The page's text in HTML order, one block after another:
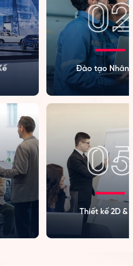
Đào tạo Nhân
Thiết kế 2D &